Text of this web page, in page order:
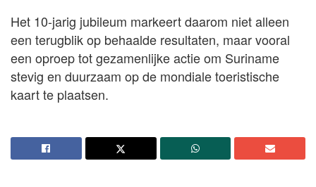
Het 10-jarig jubileum markeert daarom niet alleen
een terugblik op behaalde resultaten, maar vooral
een oproep tot gezamenlijke actie om Suriname
stevig en duurzaam op de mondiale toeristische
kaart te plaatsen.